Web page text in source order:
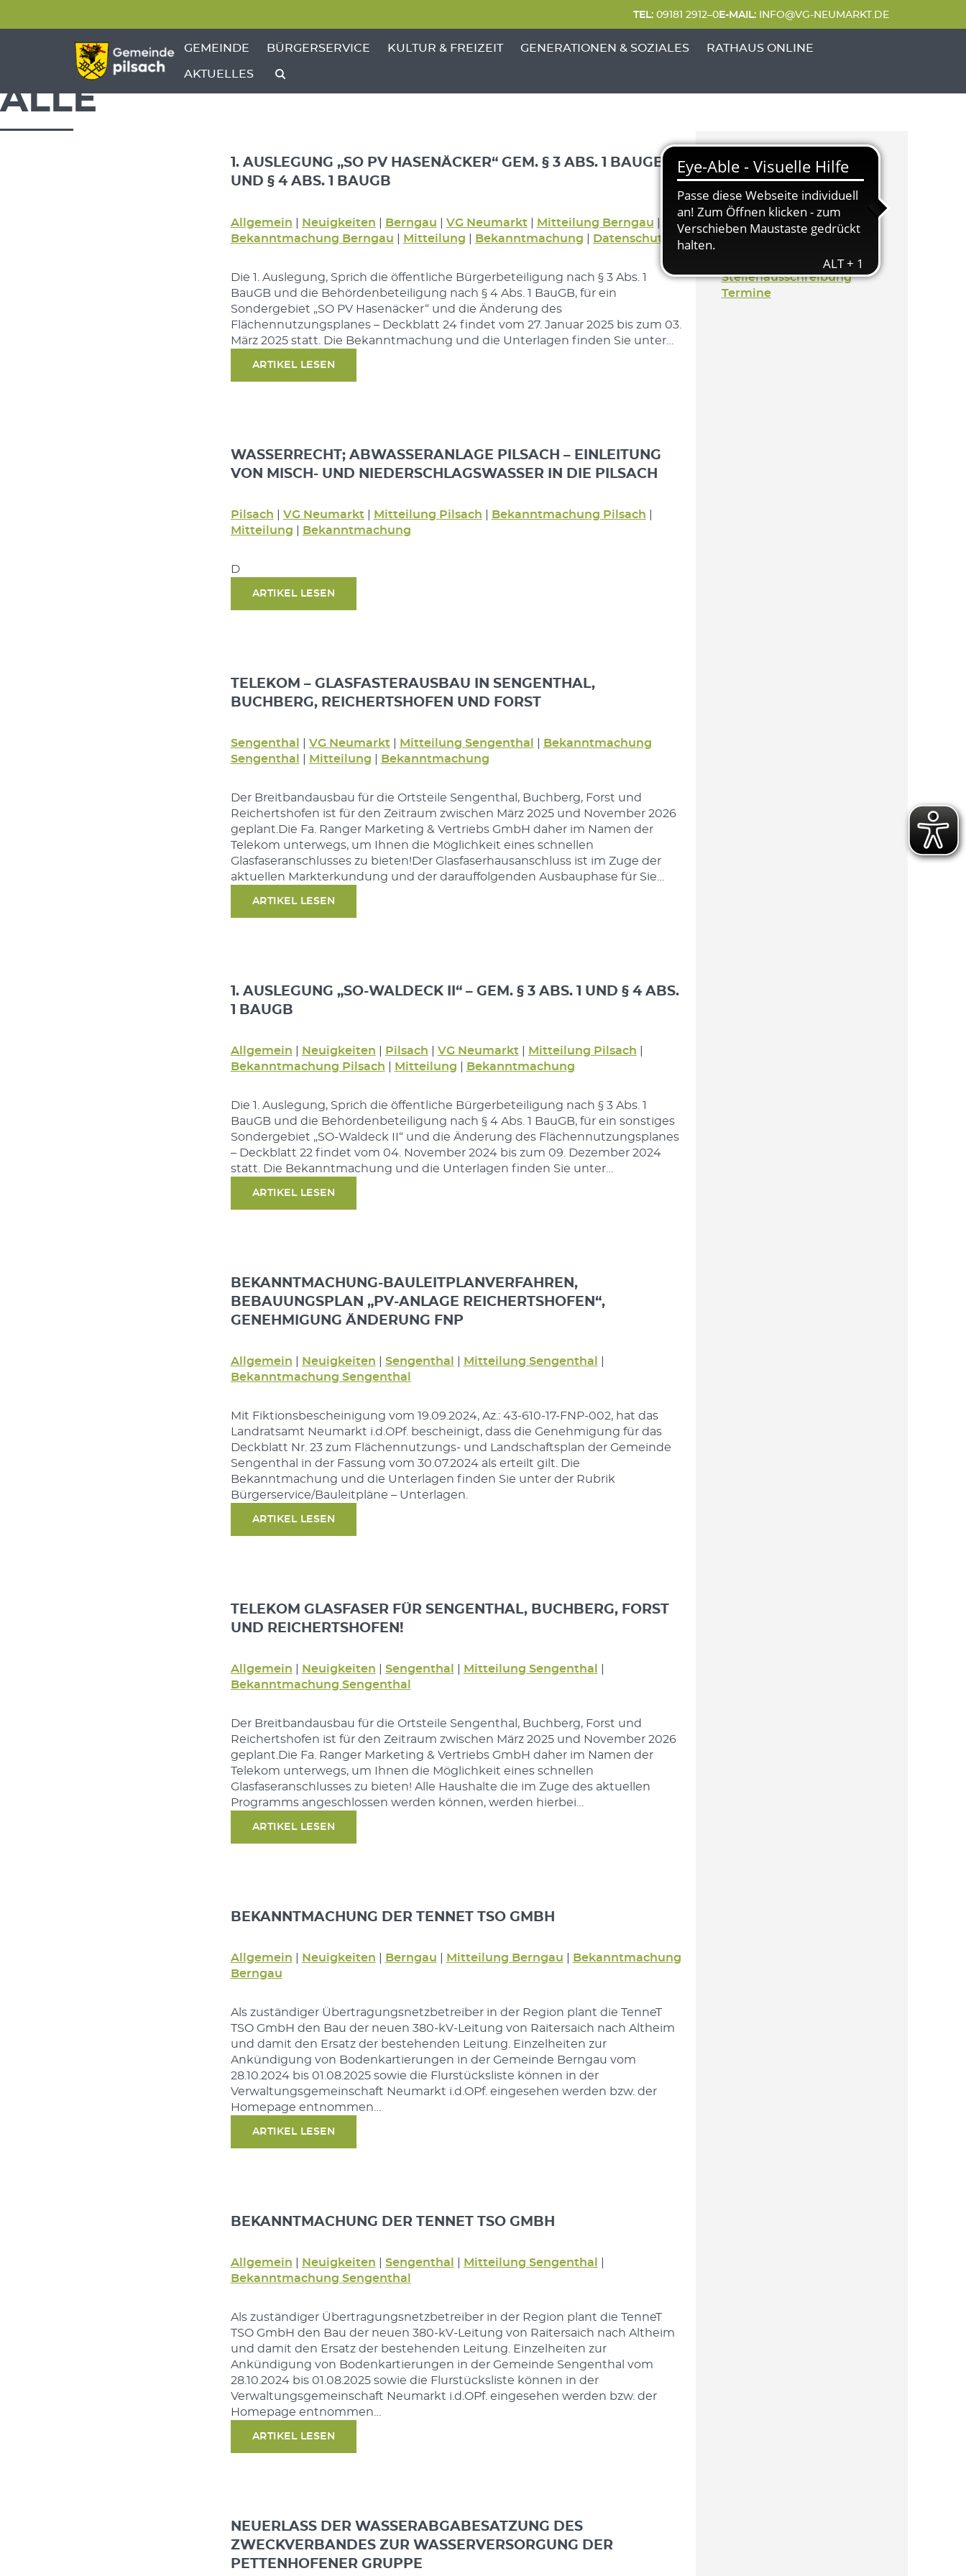
TEL:09181 2912–0E-MAIL:INFO@VG-NEUMARKT.DE
GEMEINDE
ZEIGE MENÜ-UNTERPUNKTE VON 'GEMEINDE'
BÜRGERSERVICE
ZEIGE MENÜ-UNTERPUNKTE VON 'BÜRGERSERVICE'
KULTUR & FREIZEIT GENERATIONEN & SOZIALES RATHAUS ONLINE
AKTUELLES
ALLE
1. AUSLEGUNG „SO PV HASENÄCKER“ GEM. § 3 ABS. 1 BAUGB
UND § 4 ABS. 1 BAUGB
Allgemein Neuigkeiten Berngau VG Neumarkt| Mitteilung Berngau
Bekanntmachung Berngau
Mitteilung Bekanntmachung Datenschutz
Die 1. Auslegung, Sprich die öffentliche Bürgerbeteiligung nach § 3 Abs. 1
BauGB und die Behördenbeteiligung nach § 4 Abs. 1 BauGB, für ein
Sondergebiet „SO PV Hasenäcker“ und die Änderung des
Flächennutzungsplanes – Deckblatt 24 findet vom 27. Januar 2025 bis zum 03.
März 2025 statt. Die Bekanntmachung und die Unterlagen finden Sie unter…
ARTIKEL LESEN
WASSERRECHT; ABWASSERANLAGE PILSACH – EINLEITUNG
VON MISCH- UND NIEDERSCHLAGSWASSER IN DIE PILSACH
Pilsach VG Neumarkt| Mitteilung Pilsach Bekanntmachung Pilsach
Mitteilung
Bekanntmachung
D
ARTIKEL LESEN
TELEKOM – GLASFASTERAUSBAU IN SENGENTHAL,
BUCHBERG, REICHERTSHOFEN UND FORST
Sengenthal VG Neumarkt| Mitteilung Sengenthal
Bekanntmachung
Sengenthal
Mitteilung Bekanntmachung
Der Breitbandausbau für die Ortsteile Sengenthal, Buchberg, Forst und
Reichertshofen ist für den Zeitraum zwischen März 2025 und November 2026
geplant.Die Fa. Ranger Marketing & Vertriebs GmbH daher im Namen der
Telekom unterwegs, um Ihnen die Möglichkeit eines schnellen
Glasfaseranschlusses zu bieten!Der Glasfaserhausanschluss ist im Zuge der
aktuellen Markterkundung und der darauffolgenden Ausbauphase für Sie…
ARTIKEL LESEN
1. AUSLEGUNG „SO-WALDECK II“ – GEM. § 3 ABS. 1 UND § 4 ABS.
1 BAUGB
Allgemein Neuigkeiten Pilsach VG Neumarkt| Mitteilung Pilsach
Bekanntmachung Pilsach
Mitteilung Bekanntmachung
Die 1. Auslegung, Sprich die öffentliche Bürgerbeteiligung nach § 3 Abs. 1
BauGB und die Behördenbeteiligung nach § 4 Abs. 1 BauGB, für ein sonstiges
Sondergebiet „SO-Waldeck II“ und die Änderung des Flächennutzungsplanes
– Deckblatt 22 findet vom 04. November 2024 bis zum 09. Dezember 2024
statt. Die Bekanntmachung und die Unterlagen finden Sie unter…
ARTIKEL LESEN
BEKANNTMACHUNG-BAULEITPLANVERFAHREN,
BEBAUUNGSPLAN „PV-ANLAGE REICHERTSHOFEN“,
GENEHMIGUNG ÄNDERUNG FNP
Allgemein Neuigkeiten Sengenthal Mitteilung Sengenthal
Bekanntmachung Sengenthal
Mit Fiktionsbescheinigung vom 19.09.2024, Az.: 43-610-17-FNP-002, hat das
Landratsamt Neumarkt i.d.OPf. bescheinigt, dass die Genehmigung für das
Deckblatt Nr. 23 zum Flächennutzungs- und Landschaftsplan der Gemeinde
Sengenthal in der Fassung vom 30.07.2024 als erteilt gilt. Die
Bekanntmachung und die Unterlagen finden Sie unter der Rubrik
Bürgerservice/Bauleitpläne – Unterlagen.
ARTIKEL LESEN
TELEKOM GLASFASER FÜR SENGENTHAL, BUCHBERG, FORST
UND REICHERTSHOFEN!
Allgemein Neuigkeiten Sengenthal Mitteilung Sengenthal
Bekanntmachung Sengenthal
Der Breitbandausbau für die Ortsteile Sengenthal, Buchberg, Forst und
Reichertshofen ist für den Zeitraum zwischen März 2025 und November 2026
geplant.Die Fa. Ranger Marketing & Vertriebs GmbH daher im Namen der
Telekom unterwegs, um Ihnen die Möglichkeit eines schnellen
Glasfaseranschlusses zu bieten! Alle Haushalte die im Zuge des aktuellen
Programms angeschlossen werden können, werden hierbei…
ARTIKEL LESEN
BEKANNTMACHUNG DER TENNET TSO GMBH
Allgemein Neuigkeiten Berngau Mitteilung Berngau
Bekanntmachung
Berngau
Als zuständiger Übertragungsnetzbetreiber in der Region plant die TenneT
TSO GmbH den Bau der neuen 380-kV-Leitung von Raitersaich nach Altheim
und damit den Ersatz der bestehenden Leitung. Einzelheiten zur
Ankündigung von Bodenkartierungen in der Gemeinde Berngau vom
28.10.2024 bis 01.08.2025 sowie die Flurstücksliste können in der
Verwaltungsgemeinschaft Neumarkt i.d.OPf. eingesehen werden bzw. der
Homepage entnommen…
ARTIKEL LESEN
BEKANNTMACHUNG DER TENNET TSO GMBH
Allgemein Neuigkeiten Sengenthal Mitteilung Sengenthal
Bekanntmachung Sengenthal
Als zuständiger Übertragungsnetzbetreiber in der Region plant die TenneT
TSO GmbH den Bau der neuen 380-kV-Leitung von Raitersaich nach Altheim
und damit den Ersatz der bestehenden Leitung. Einzelheiten zur
Ankündigung von Bodenkartierungen in der Gemeinde Sengenthal vom
28.10.2024 bis 01.08.2025 sowie die Flurstücksliste können in der
Verwaltungsgemeinschaft Neumarkt i.d.OPf. eingesehen werden bzw. der
Homepage entnommen…
ARTIKEL LESEN
NEUERLASS DER WASSERABGABESATZUNG DES
ZWECKVERBANDES ZUR WASSERVERSORGUNG DER
PETTENHOFENER GRUPPE
Kategorien
Aktuelles
Generation & Soziales
Stellenausschreibung
Termine